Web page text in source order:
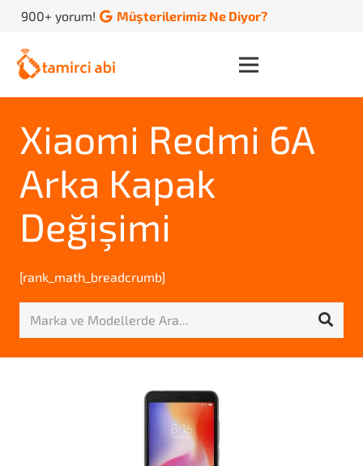
900+ yorum! Müşterilerimiz Ne Diyor?
Xiaomi Redmi 6A
Arka Kapak
Değişimi
[rank_math_breadcrumb]